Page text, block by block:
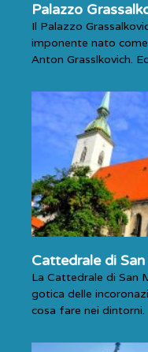
Palazzo
Il Palazzo
imponente nato
Anton Grasslkovich.
Cattedrale di
La Cattedrale di San
gotica delle
cosa fare nei dintorni.